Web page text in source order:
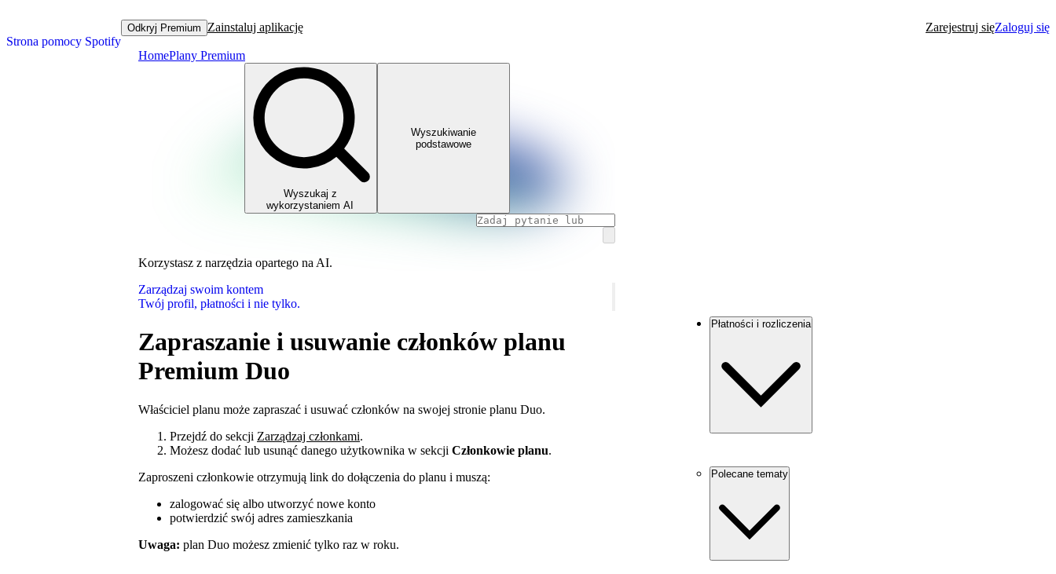
Strona pomocy Spotify
Odkryj Premium Zainstaluj aplikację Zarejestruj sięZaloguj się
HomePlany Premium
Wyszukaj z
wykorzystaniem AI
Wyszukiwanie
podstawowe
Korzystasz z narzędzia opartego na AI.
Zarządzaj swoim kontem
Twój profil, płatności i nie tylko.
Zapraszanie i usuwanie członków planu
Premium Duo
Właściciel planu może zapraszać i usuwać członków na swojej stronie planu Duo.
Przejdź do sekcji Zarządzaj członkami.
Możesz dodać lub usunąć danego użytkownika w sekcji Członkowie planu.
Zaproszeni członkowie otrzymują link do dołączenia do planu i muszą:
zalogować się albo utworzyć nowe konto
potwierdzić swój adres zamieszkania
Uwaga: plan Duo możesz zmienić tylko raz w roku.
Płatności i rozliczenia
Polecane tematy